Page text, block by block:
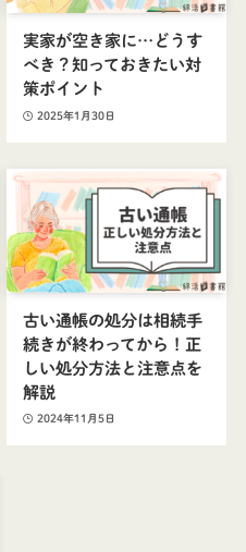
実家が空き家に…どうす
べき？知っておきたい対
策ポイント
2025年1月30日
古い通帳の処分は相続手
続きが終わってから！正
しい処分方法と注意点を
解説
2024年11月5日